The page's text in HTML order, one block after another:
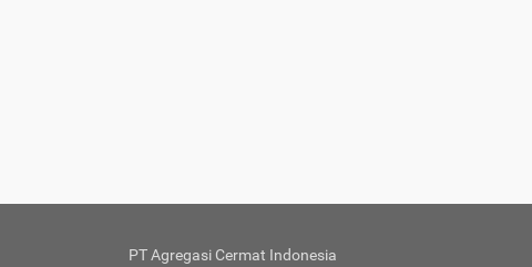
PT Agregasi Cermat Indonesia